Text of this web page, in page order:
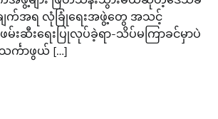
ျက်အရ လုံခြုံရေးအဖွဲ့တွေ အသင့်
ဖမ်းဆီးရေးပြုလုပ်ခဲ့ရာ-သိပ်မကြာခင်မှာပဲ
င်္ကာဖွယ် […]